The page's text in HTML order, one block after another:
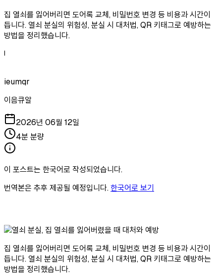
집 열쇠를 잃어버리면 도어록 교체, 비밀번호 변경 등 비용과 시간이
듭니다. 열쇠 분실의 위험성, 분실 시 대처법, QR 키태그로 예방하는
방법을 정리했습니다.
I
ieumqr
이음큐알
2026년 06월 12일
4분 분량
이 포스트는 한국어로 작성되었습니다.
번역본은 추후 제공될 예정입니다.한국어로 보기
집 열쇠를 잃어버리면 도어록 교체, 비밀번호 변경 등 비용과 시간이
듭니다. 열쇠 분실의 위험성, 분실 시 대처법, QR 키태그로 예방하는
방법을 정리했습니다.